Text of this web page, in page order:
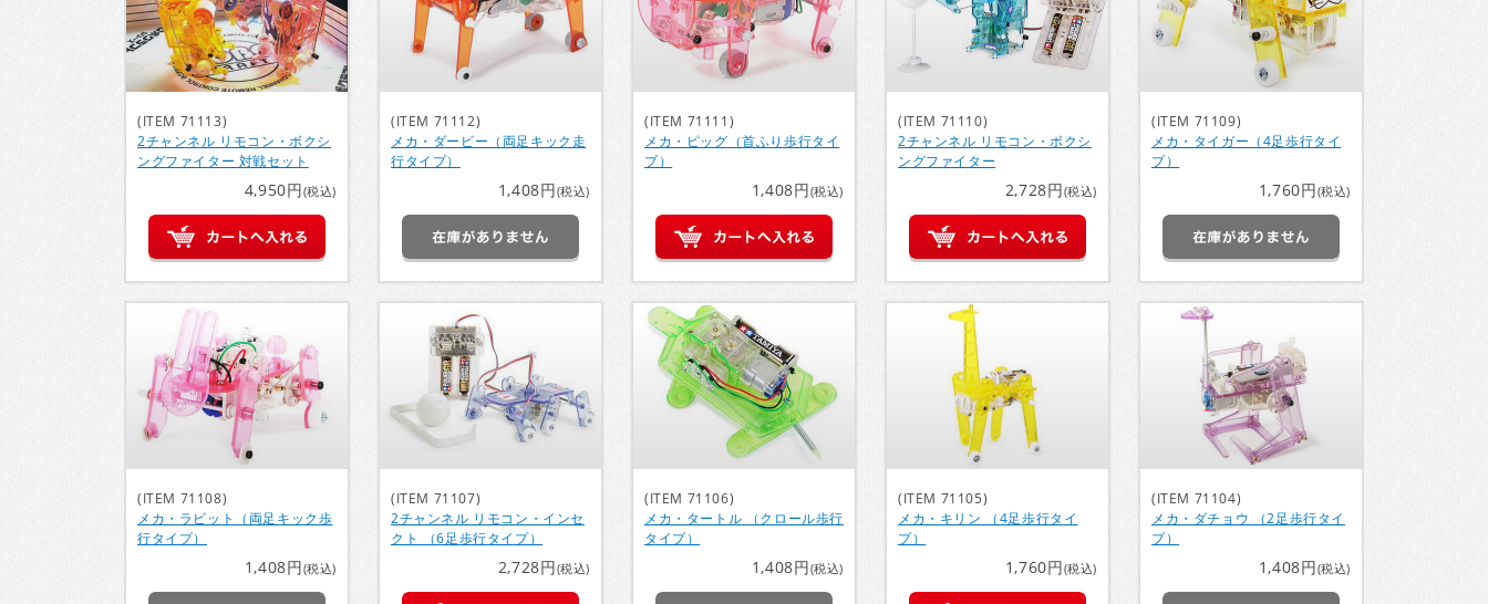
(ITEM 71113)
2チャンネル リモコン・ボクシ
ングファイター 対戦セット
4,950円(税込)
(ITEM 71112)
メカ・ダービー（両足キック走
行タイプ）
1,408円(税込)
(ITEM 71111)
メカ・ピッグ（首ふり歩行タイ
プ）
1,408円(税込)
(ITEM 71110)
2チャンネル リモコン・ボクシ
ングファイター
2,728円(税込)
(ITEM 71109)
メカ・タイガー（4足歩行タイ
プ）
1,760円(税込)
(ITEM 71108)
メカ・ラビット（両足キック歩
行タイプ）
1,408円(税込)
(ITEM 71107)
2チャンネル リモコン・インセ
クト （6足歩行タイプ）
2,728円(税込)
(ITEM 71106)
メカ・タートル （クロール歩行
タイプ）
1,408円(税込)
(ITEM 71105)
メカ・キリン （4足歩行タイ
プ）
1,760円(税込)
(ITEM 71104)
メカ・ダチョウ （2足歩行タイ
プ）
1,408円(税込)